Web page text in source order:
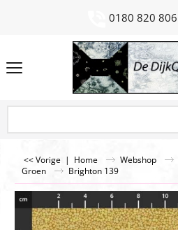
0180 820 806
<< Vorige | Home Webshop
Groen
Brighton 139